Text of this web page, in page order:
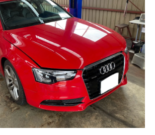
型の車検サービスのメリット
交通事情を考慮した車検
のライフスタイルに合わせたサー
応力が安心につながる理由
検業者が提供する安心感
サービスの充実度を確認しよう